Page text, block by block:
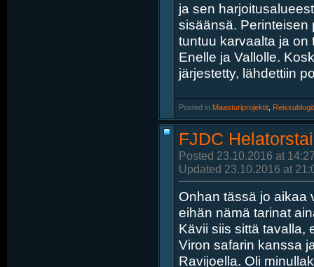
ja sen
sisäänsä. Perinteisen
tuntuu karvaalta ja on
Enelle ja Vallolle.
järjestetty, lähdettiin
Posted in Maasturiprojektit Reissublogit
FJDC
Posted 23.10.2016 at
Updated 23.10.2016 at
Onhan tässä jo aikaa
eihän nämä tarinat
Kävii siis sittä tavalla,
Viron safarin kanssa
Ravijoella. Oli